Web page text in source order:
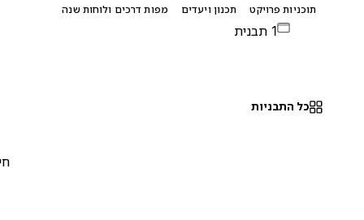
תוכניות פרויקט תכנון ויעדים מפות דרכים ולוחות שנה
כל התבניות
0